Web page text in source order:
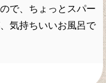
で、ちょっとスパー
気持ちいいお風呂で